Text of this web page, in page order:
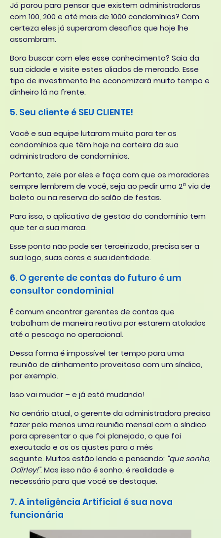
Já parou para pensar que existem administradoras
com 100, 200 e até mais de 1000 condomínios? Com
certeza eles já superaram desafios que hoje lhe
assombram.
Bora buscar com eles esse conhecimento? Saia da
sua cidade e visite estes aliados de mercado. Esse
tipo de investimento lhe economizará muito tempo e
dinheiro lá na frente.
5. Seu cliente é SEU CLIENTE!
Você e sua equipe lutaram muito para ter os
condomínios que têm hoje na carteira da sua
administradora de condomínios.
Portanto, zele por eles e faça com que os moradores
sempre lembrem de você, seja ao pedir uma 2ª via de
boleto ou na reserva do salão de festas.
Para isso, o aplicativo de gestão do condomínio tem
que ter a sua marca.
Esse ponto não pode ser terceirizado, precisa ser a
sua logo, suas cores e sua identidade.
6. O gerente de contas do futuro é um
consultor condominial
É comum encontrar gerentes de contas que
trabalham de maneira reativa por estarem atolados
até o pescoço no operacional.
Dessa forma é impossível ter tempo para uma
reunião de alinhamento proveitosa com um síndico,
por exemplo.
Isso vai mudar – e já está mudando!
No cenário atual, o gerente da administradora precisa
fazer pelo menos uma reunião mensal com o síndico
para apresentar o que foi planejado, o que foi
executado e os os ajustes para o mês
seguinte. Muitos estão lendo e pensando: “que sonho,
Odirley!”. Mas isso não é sonho, é realidade e
necessário para que você se destaque.
7. A inteligência Artificial é sua nova
funcionária